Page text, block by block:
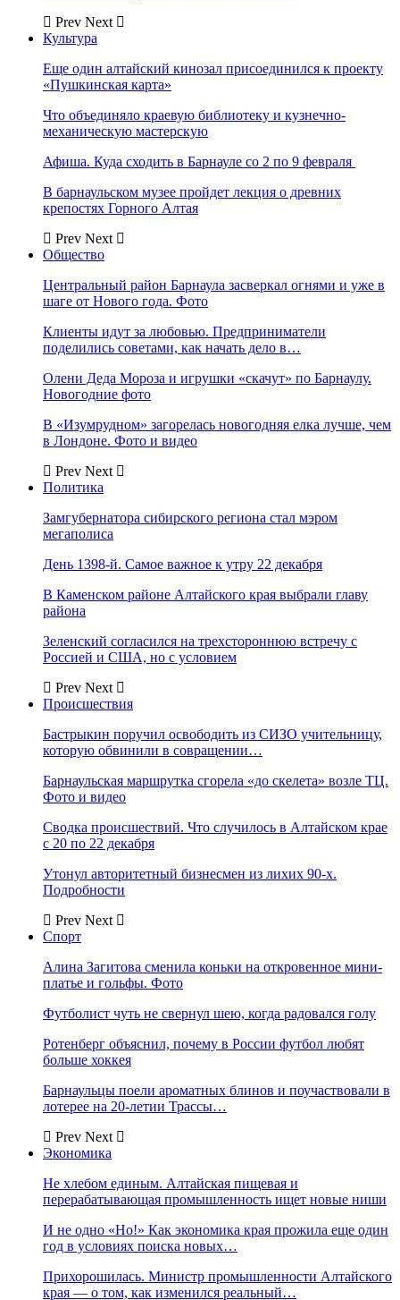
Prev Next
Культура
Еще один алтайский кинозал присоединился к проекту
«Пушкинская карта»
Что объединяло краевую библиотеку и кузнечно-
механическую мастерскую
Афиша. Куда сходить в Барнауле со 2 по 9 февраля
В барнаульском музее пройдет лекция о древних
крепостях Горного Алтая
Prev Next
Общество
Центральный район Барнаула засверкал огнями и уже в
шаге от Нового года. Фото
Клиенты идут за любовью. Предприниматели
поделились советами, как начать дело в…
Олени Деда Мороза и игрушки «скачут» по Барнаулу.
Новогодние фото
В «Изумрудном» загорелась новогодняя елка лучше, чем
в Лондоне. Фото и видео
Prev Next
Политика
Замгубернатора сибирского региона стал мэром
мегаполиса
День 1398-й. Самое важное к утру 22 декабря
В Каменском районе Алтайского края выбрали главу
района
Зеленский согласился на трехстороннюю встречу с
Россией и США, но с условием
Prev Next
Происшествия
Бастрыкин поручил освободить из СИЗО учительницу,
которую обвинили в совращении…
Барнаульская маршрутка сгорела «до скелета» возле ТЦ.
Фото и видео
Сводка происшествий. Что случилось в Алтайском крае
с 20 по 22 декабря
Утонул авторитетный бизнесмен из лихих 90-х.
Подробности
Prev Next
Спорт
Алина Загитова сменила коньки на откровенное мини-
платье и гольфы. Фото
Футболист чуть не свернул шею, когда радовался голу
Ротенберг объяснил, почему в России футбол любят
больше хоккея
Барнаульцы поели ароматных блинов и поучаствовали в
лотерее на 20-летии Трассы…
Prev Next
Экономика
Не хлебом единым. Алтайская пищевая и
перерабатывающая промышленность ищет новые ниши
И не одно «Но!» Как экономика края прожила еще один
год в условиях поиска новых…
Прихорошилась. Министр промышленности Алтайского
края — о том, как изменился реальный…